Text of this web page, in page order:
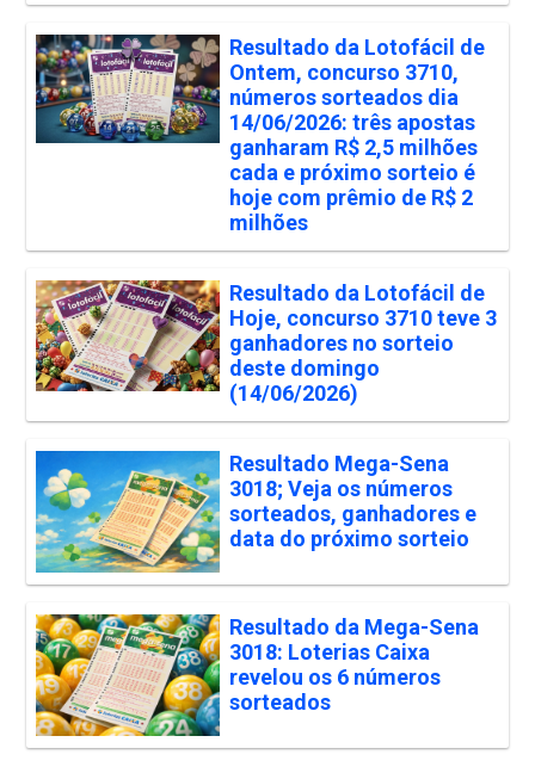
Resultado da Lotofácil de
Ontem, concurso 3710,
números sorteados dia
14/06/2026: três apostas
ganharam R$ 2,5 milhões
cada e próximo sorteio é
hoje com prêmio de R$ 2
milhões
Resultado da Lotofácil de
Hoje, concurso 3710 teve 3
ganhadores no sorteio
deste domingo
(14/06/2026)
Resultado Mega-Sena
3018; Veja os números
sorteados, ganhadores e
data do próximo sorteio
Resultado da Mega-Sena
3018: Loterias Caixa
revelou os 6 números
sorteados